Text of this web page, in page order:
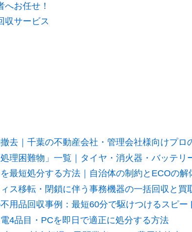
お任せ！
収サービス
去｜千葉の不動産会社・管理会社様向けプロ
理困難物」一覧｜タイヤ・消火器・バッテリ
最短処分する方法｜自治体の制約とECOの解
ス移転・閉鎖に伴う事務機器の一括回収と買
用品回収事例：最短60分で駆けつけるスピー
4品目・PCを即日で適正に処分する方法